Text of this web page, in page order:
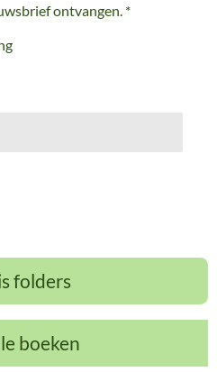
ontvangen. *
folders
boeken